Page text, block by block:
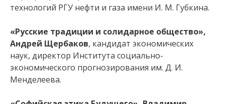
технологий РГУ нефти и газа имени И. М. Губкина.
«Русские традиции и солидарное общество»,
Андрей Щербаков, кандидат экономических
наук, директор Института социально-
экономического прогнозирования им. Д. И.
Менделеева.